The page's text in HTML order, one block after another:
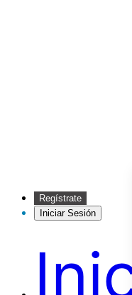
Regístrate
Iniciar Sesión